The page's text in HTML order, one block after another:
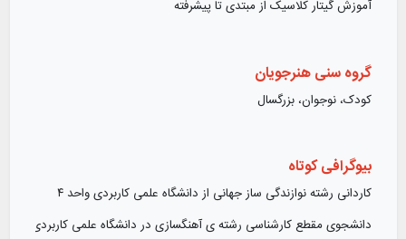
آموزش گیتار کلاسیک از مبتدی تا پیشرفته
گروه سنی هنرجویان
کودک، نوجوان، بزرگسال
بیوگرافی کوتاه
کاردانی رشته نوازندگی ساز جهانی از دانشگاه علمی کاربردی واحد ۴
دانشجوی مقطع کارشناسی رشته ی آهنگسازی در دانشگاه علمی کاربردی واحد ۴۶